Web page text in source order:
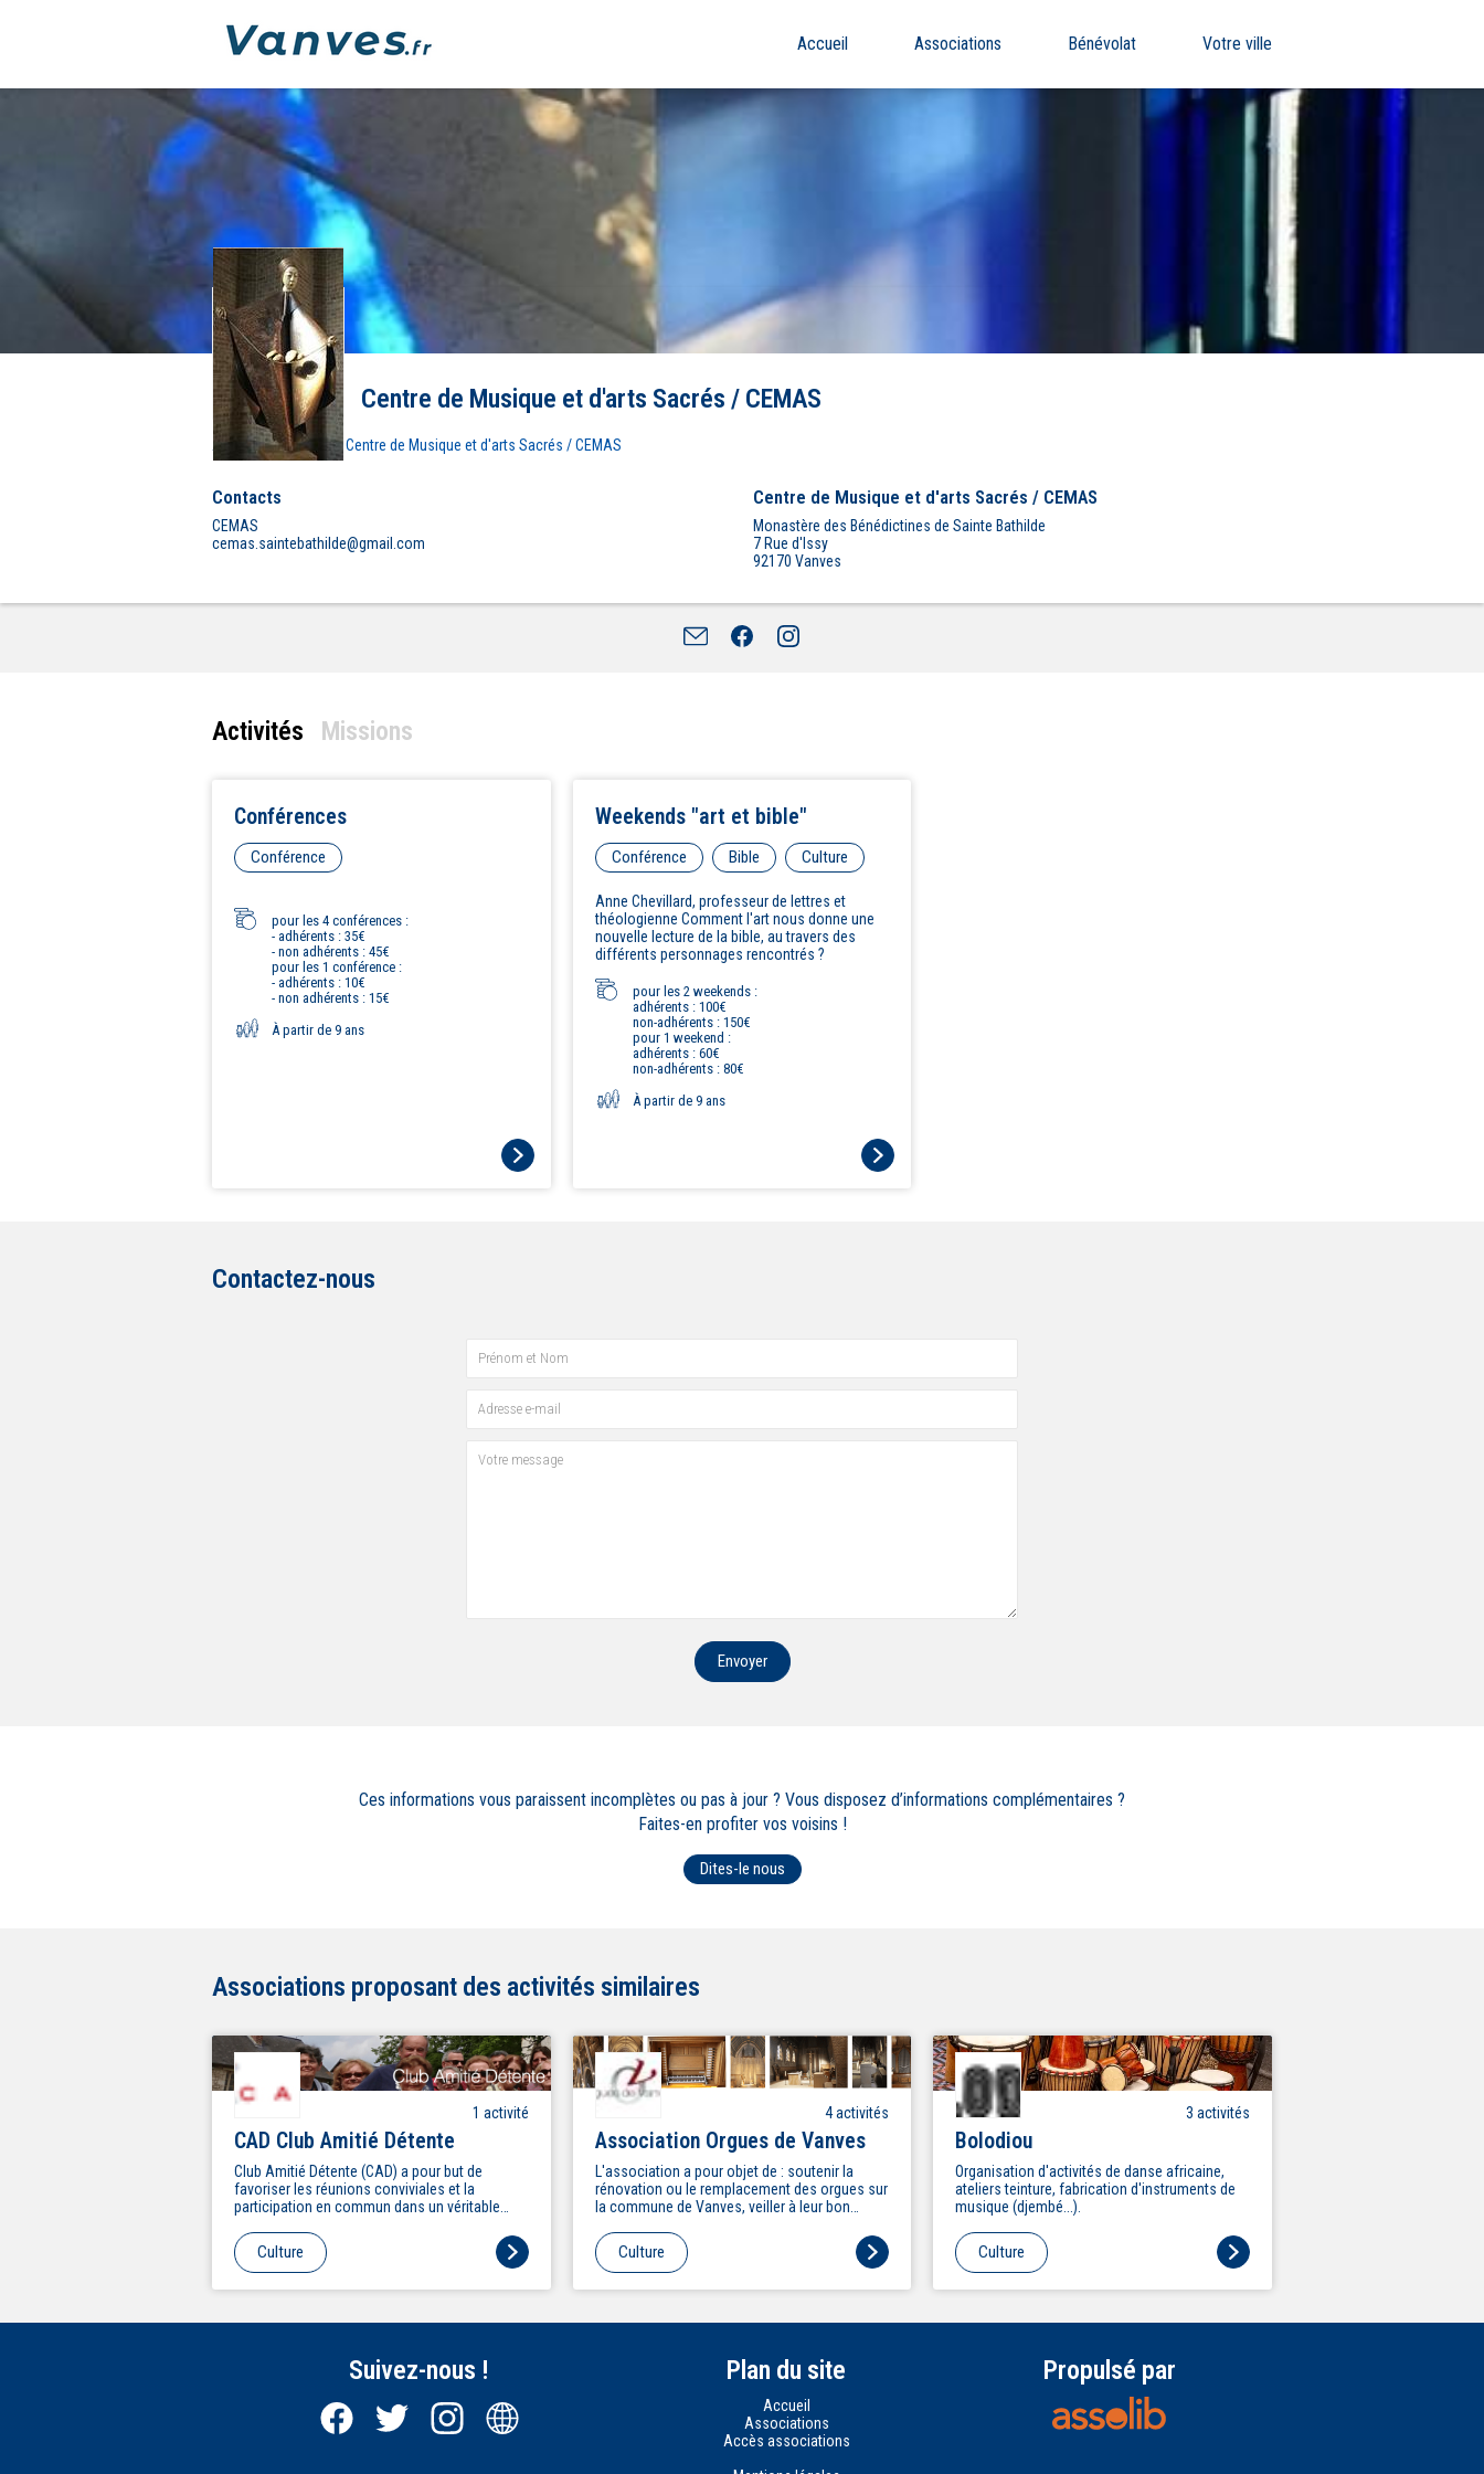
Accueil Associations Bénévolat Votre ville
Centre de Musique et d'arts Sacrés / CEMAS
Accueil Culture Centre de Musique et d'arts Sacrés / CEMAS
Contacts
CEMAS
cemas.saintebathilde@gmail.com
Centre de Musique et d'arts Sacrés / CEMAS
Monastère des Bénédictines de Sainte Bathilde
7 Rue d'Issy
92170 Vanves
Activités Missions
Conférences
Conférence
pour les 4 conférences :
- adhérents : 35€
- non adhérents : 45€
pour les 1 conférence :
- adhérents : 10€
- non adhérents : 15€
À partir de 9 ans
Weekends "art et bible"
Conférence Bible Culture
Anne Chevillard, professeur de lettres et
théologienne Comment l'art nous donne une
nouvelle lecture de la bible, au travers des
différents personnages rencontrés ?
pour les 2 weekends :
adhérents : 100€
non-adhérents : 150€
pour 1 weekend :
adhérents : 60€
non-adhérents : 80€
À partir de 9 ans
Contactez-nous
Envoyer
Ces informations vous paraissent incomplètes ou pas à jour ? Vous disposez d’informations complémentaires ?
Faites-en profiter vos voisins !
Dites-le nous
Associations proposant des activités similaires
1 activité
CAD Club Amitié Détente
Club Amitié Détente (CAD) a pour but de
favoriser les réunions conviviales et la
participation en commun dans un véritable
bridge, scrabble, ludothèque,
conférences,ciné-club, concert, théâtre,
sorties, balades commentées à Paris, brico-
déco, cuisine, gym douce, yoga, marche,
Culture
4activités
Association Orgues de Vanves
L'association a pour objet de : soutenir la
rénovation ou le remplacement des orgues sur
la commune de Vanves, veiller à leur bon
sauvegarde, promouvoir le rayonnement de
l'orgue dans la Ville de Vanves et au-delà, en
suscitant notamment une riche activité
culturelle et pédagogique autour de
Culture
3 activités
Bolodiou
Organisation d'activités de danse africaine,
ateliers teinture, fabrication d'instruments de
musique (djembé...).
Culture
Suivez-nous ! Plan du site
Accueil
Associations
Accès associations
Propulsé par